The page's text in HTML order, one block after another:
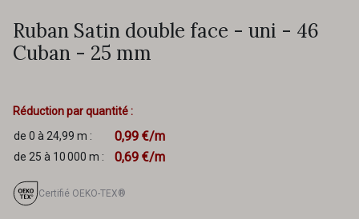
Ruban Satin double face - uni - 46
Cuban - 25 mm
Réduction par quantité :
de 0 à 24,99 m :
0,99 €/m
de 25 à 10 000 m : 0,69 €/m
Certifié OEKO-TEX®